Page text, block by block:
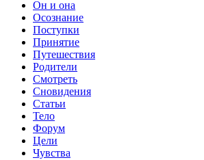
Он и она
Осознание
Поступки
Принятие
Путешествия
Родители
Смотреть
Сновидения
Статьи
Тело
Форум
Цели
Чувства